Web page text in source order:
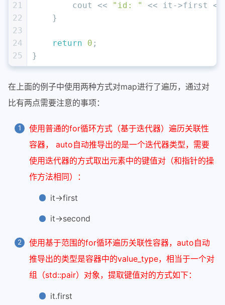
21
22
23
24
25
        cout <<
"id: "
<< it->first
    }
return 0 ;
}
在上面的例子中使用两种方式对map进行了遍历，通过对
比有两点需要注意的事项：
使用普通的for循环方式（基于迭代器）遍历关联性
容器， auto自动推导出的是一个迭代器类型，需要
使用迭代器的方式取出元素中的键值对（和指针的操
作方法相同）：
it->first
it->second
使用基于范围的for循环遍历关联性容器，auto自动
推导出的类型是容器中的value_type，相当于一个对
组（std::pair）对象，提取键值对的方式如下：
it.first